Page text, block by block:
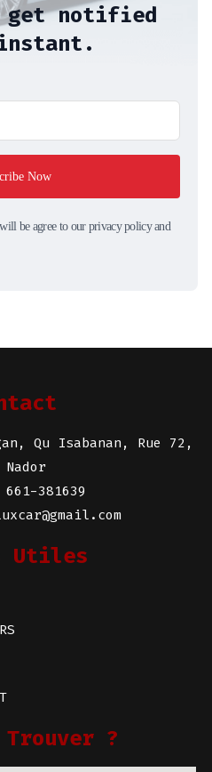
get notified
Now
be agree to our privacy policy and
Qu Isabanan, Rue 72,
Nador
661-381639
Utiles
Trouver ?